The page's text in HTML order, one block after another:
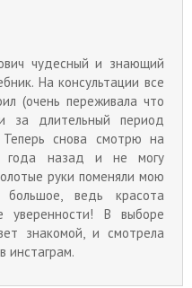
чудесный и знающий
На консультации все
(очень переживала что
за длительный период
Теперь снова смотрю на
года назад и не могу
руки поменяли мою
большое, ведь красота
В выборе
знакомой, и смотрела
инстаграм.